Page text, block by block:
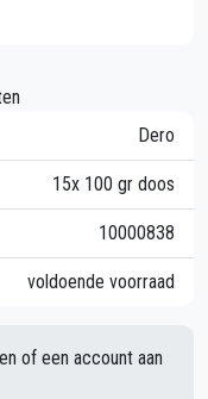
Dero
15x 100 gr doos
10000838
voldoende voorraad
of een account aan